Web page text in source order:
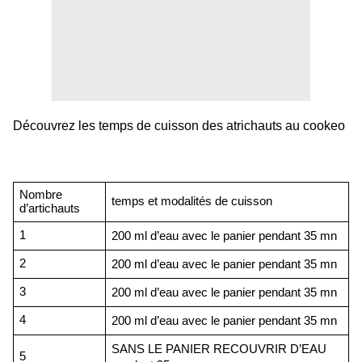
Découvrez les temps de cuisson des atrichauts au cookeo
Nombre
d’artichauts
temps et modalités de cuisson
1 200 ml d’eau avec le panier pendant 35 mn
2 200 ml d’eau avec le panier pendant 35 mn
3 200 ml d’eau avec le panier pendant 35 mn
4 200 ml d’eau avec le panier pendant 35 mn
5
SANS LE PANIER RECOUVRIR D’EAU